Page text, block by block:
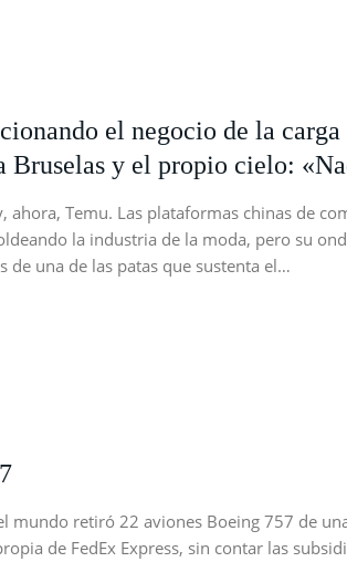
el negocio de la carga
Bruselas y el propio cielo:
ahora, Temu. Las plataformas chinas de
la industria de la moda, pero su
una de las patas que sustenta el…
mundo retiró 22 aviones Boeing 757 de
de FedEx Express, sin contar las